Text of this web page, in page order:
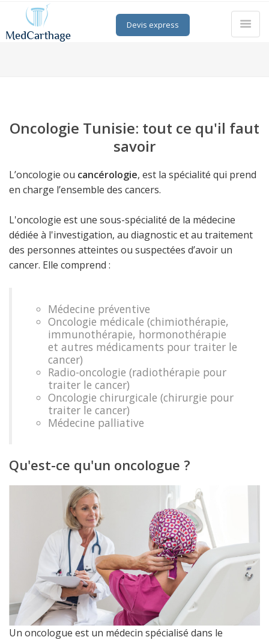
Devis express
Oncologie Tunisie: tout ce qu'il faut
savoir
L’oncologie ou cancérologie, est la spécialité qui prend
en charge l’ensemble des cancers.
L'oncologie est une sous-spécialité de la médecine
dédiée à l'investigation, au diagnostic et au traitement
des personnes atteintes ou suspectées d’avoir un
cancer. Elle comprend :
Médecine préventive
Oncologie médicale (chimiothérapie,
immunothérapie, hormonothérapie
et autres médicaments pour traiter le
cancer)
Radio-oncologie (radiothérapie pour
traiter le cancer)
Oncologie chirurgicale (chirurgie pour
traiter le cancer)
Médecine palliative
Qu'est-ce qu'un oncologue ?
Un oncologue est un médecin spécialisé dans le